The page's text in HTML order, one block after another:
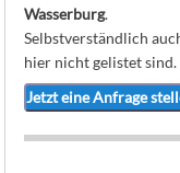
Wasserburg.
Selbstverständlich
hier nicht gelistet sind.
Jetzt eine Anfrage